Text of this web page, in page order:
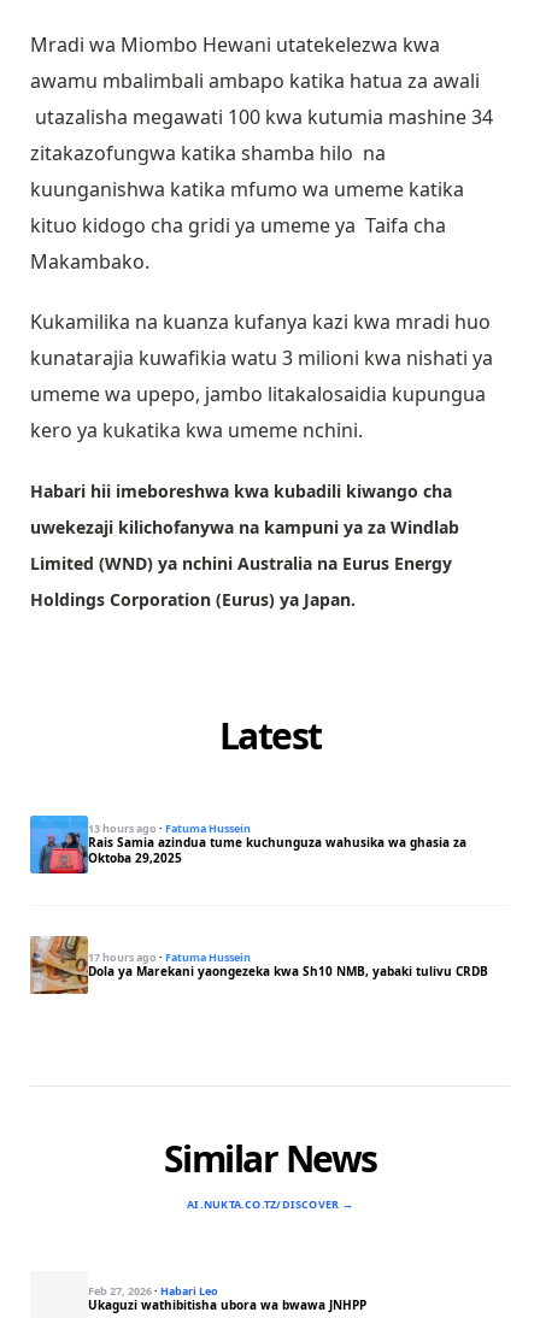
Mradi wa Miombo Hewani utatekelezwa kwa
awamu mbalimbali ambapo katika hatua za awali
utazalisha megawati 100 kwa kutumia mashine 34
zitakazofungwa katika shamba hilo na
kuunganishwa katika mfumo wa umeme katika
kituo kidogo cha gridi ya umeme ya Taifa cha
Makambako.
Kukamilika na kuanza kufanya kazi kwa mradi huo
kunatarajia kuwafikia watu 3 milioni kwa nishati ya
umeme wa upepo, jambo litakalosaidia kupungua
kero ya kukatika kwa umeme nchini.
Habari hii imeboreshwa kwa kubadili kiwango cha
uwekezaji kilichofanywa na kampuni ya za Windlab
Limited (WND) ya nchini Australia na Eurus Energy
Holdings Corporation (Eurus) ya Japan.
Latest
13 hours ago · Fatuma Hussein
Rais Samia azindua tume kuchunguza wahusika wa ghasia za
Oktoba 29,2025
17 hours ago · Fatuma Hussein
Dola ya Marekani yaongezeka kwa Sh10 NMB, yabaki tulivu CRDB
Similar News
AI.NUKTA.CO.TZ/DISCOVER →
Feb 27, 2026· Habari Leo
Ukaguzi wathibitisha ubora wa bwawa JNHPP